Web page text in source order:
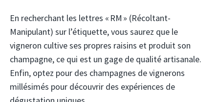
En recherchant les lettres « RM » (Récoltant-
Manipulant) sur l’étiquette, vous saurez que le
vigneron cultive ses propres raisins et produit son
champagne, ce qui est un gage de qualité artisanale.
Enfin, optez pour des champagnes de vignerons
millésimés pour découvrir des expériences de